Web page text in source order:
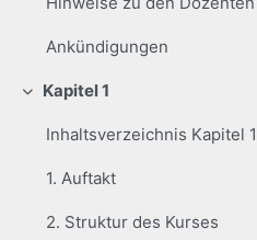
Ankündigungen
Colapsar
Kapitel 1
Inhaltsverzeichnis Kapitel 1
1. Auftakt
2. Struktur des Kurses